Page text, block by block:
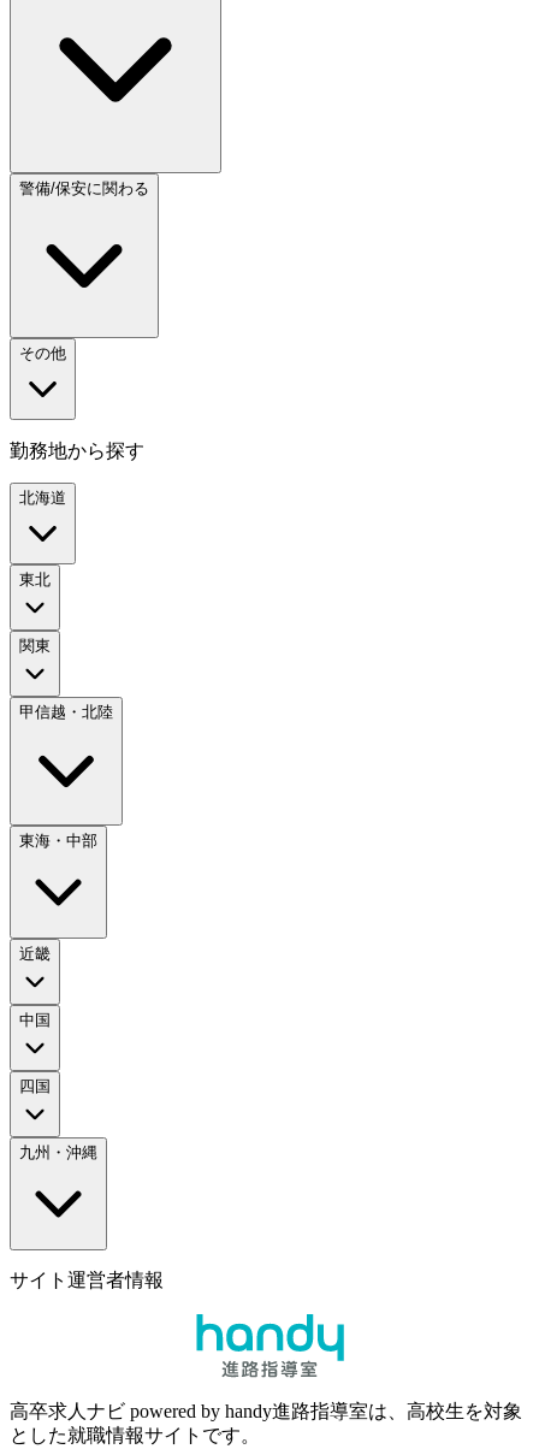
警備/保安に関わる
その他
勤務地から探す
北海道
東北
関東
甲信越・北陸
東海・中部
近畿
中国
四国
九州・沖縄
サイト運営者情報
高卒求人ナビ powered by handy進路指導室は、高校生を対象
とした就職情報サイトです。